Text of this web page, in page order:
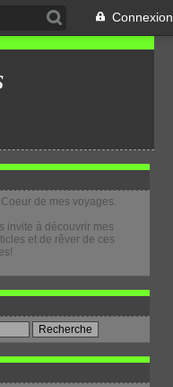
Connexion
de mes voyages.
invite à découvrir mes
et de rêver de ces